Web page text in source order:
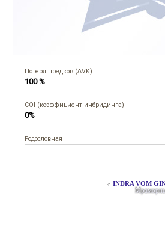
Потеря предков (AVK)
100 %
COI (коэффициент инбридинга)
0%
Родословная
♂ INDRA VOM